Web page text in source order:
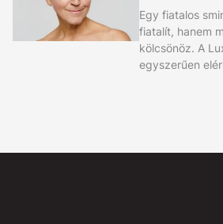
Egy fiatalos
fiatalít, hanem
kölcsönöz. A
egyszerűen